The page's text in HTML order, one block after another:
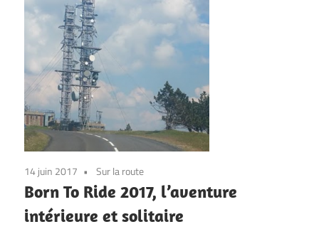
14 juin 2017 Sur la route
Born To Ride 2017, l’aventure
intérieure et solitaire